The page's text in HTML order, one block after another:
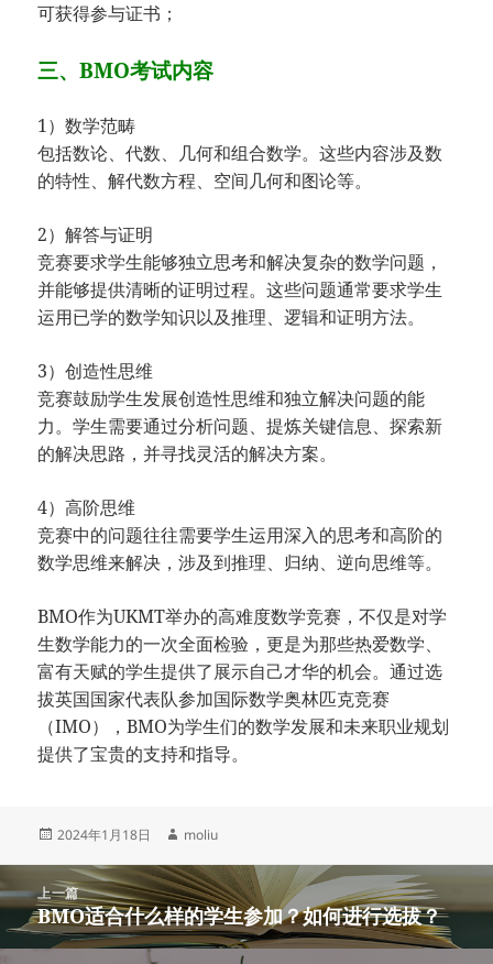
可获得参与证书；
三、BMO考试内容
1）数学范畴
包括数论、代数、几何和组合数学。这些内容涉及数
的特性、解代数方程、空间几何和图论等。
2）解答与证明
竞赛要求学生能够独立思考和解决复杂的数学问题，
并能够提供清晰的证明过程。这些问题通常要求学生
运用已学的数学知识以及推理、逻辑和证明方法。
3）创造性思维
竞赛鼓励学生发展创造性思维和独立解决问题的能
力。学生需要通过分析问题、提炼关键信息、探索新
的解决思路，并寻找灵活的解决方案。
4）高阶思维
竞赛中的问题往往需要学生运用深入的思考和高阶的
数学思维来解决，涉及到推理、归纳、逆向思维等。
BMO作为UKMT举办的高难度数学竞赛，不仅是对学
生数学能力的一次全面检验，更是为那些热爱数学、
富有天赋的学生提供了展示自己才华的机会。通过选
拔英国国家代表队参加国际数学奥林匹克竞赛
（IMO），BMO为学生们的数学发展和未来职业规划
提供了宝贵的支持和指导。
发
于
2024年1月18日
作
moliu
章
导
上一篇
上
篇
BMO适合什么样的学生参加？如何进行选拔？